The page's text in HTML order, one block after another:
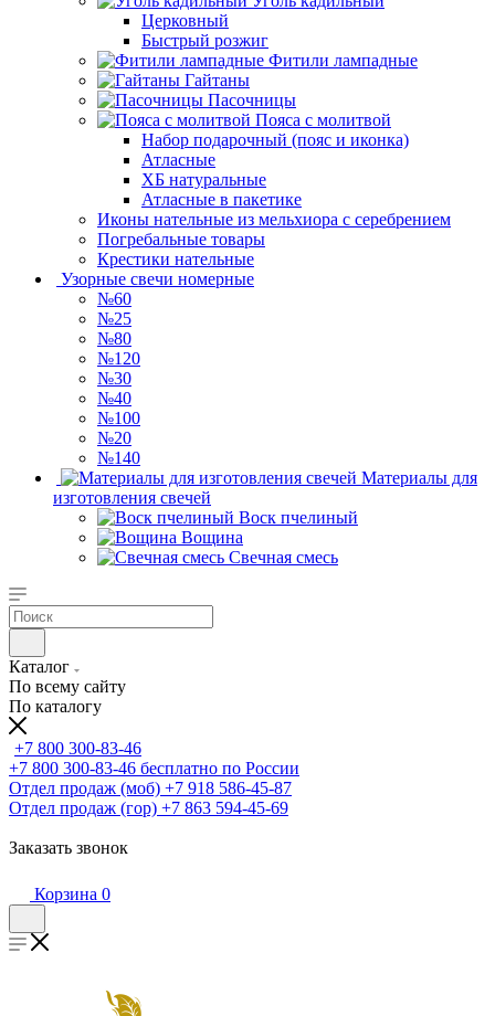
Церковный
Быстрый розжиг
Фитили лампадные
Гайтаны
Пасочницы
Пояса с молитвой
Набор подарочный (пояс и иконка)
Атласные
ХБ натуральные
Атласные в пакетике
Иконы нательные из мельхиора с серебрением
Погребальные товары
Крестики нательные
Узорные свечи номерные
№60
№25
№80
№120
№30
№40
№100
№20
№140
Материалы для
изготовления свечей
Воск пчелиный
Вощина
Свечная смесь
Каталог
По всему сайту
По каталогу
+7 800 300-83-46
+7 800 300-83-46 бесплатно по России
Отдел продаж (моб) +7 918 586-45-87
Отдел продаж (гор) +7 863 594-45-69
Заказать звонок
Корзина 0